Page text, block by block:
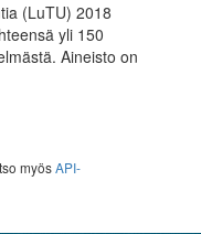
(LuTU) 2018
yli 150
Aineisto on
myösAPI-